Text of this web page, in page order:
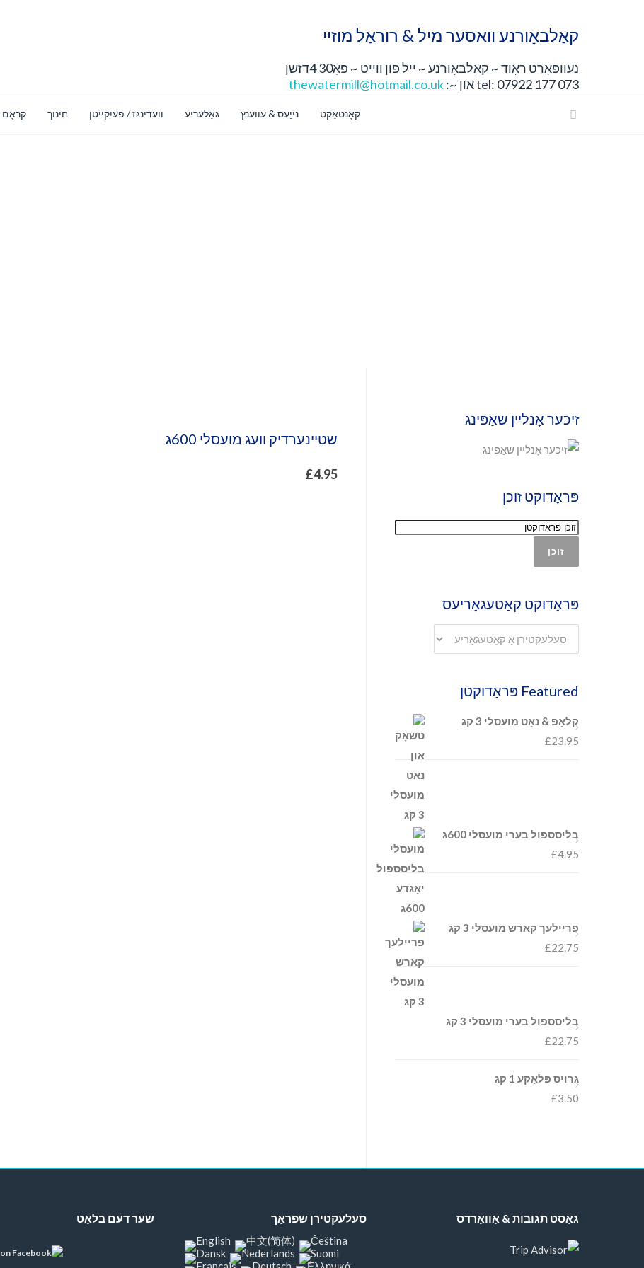
קאַלבאָורנע וואסער מיל & רוראַל מוזיי
נעוופּאָרט ראָוד ~ קאַלבאָורנע ~ ייל פון ווייט ~ פּאָ30 4דזשן
tel: 07922 177 073 און ~:
thewatermill@hotmail.co.uk
קראָם חינוך וועדינגז / פֿעיִקייטן גאַלעריע נייַעס & עווענץ קאָנטאַקט
שטיינערדיק וועג מועסלי 600ג
£4.95
זיכער אָנליין שאַפּינג
פּראָדוקט זוכן
זוכן
פּראָדוקט קאַטעגאָריעס
Featured פּראָדוקטן
קלאַפּ & נאַט מועסלי 3 קג
£23.95
בליסספול בערי מועסלי 600ג
£4.95
פריילעך קאַרש מועסלי 3 קג
£22.75
בליסספול בערי מועסלי 3 קג
£22.75
גרויס פלאַקע 1 קג
£3.50
שער דעם בלאַט סעלעקטירן שפּראַך גאַסט תגובות & אַוואַרדס